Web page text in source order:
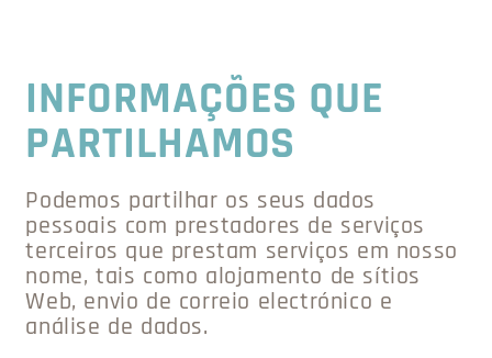
INFORMAÇÕES QUE
PARTILHAMOS
Podemos partilhar os seus dados
pessoais com prestadores de serviços
terceiros que prestam serviços em nosso
nome, tais como alojamento de sítios
Web, envio de correio electrónico e
análise de dados.